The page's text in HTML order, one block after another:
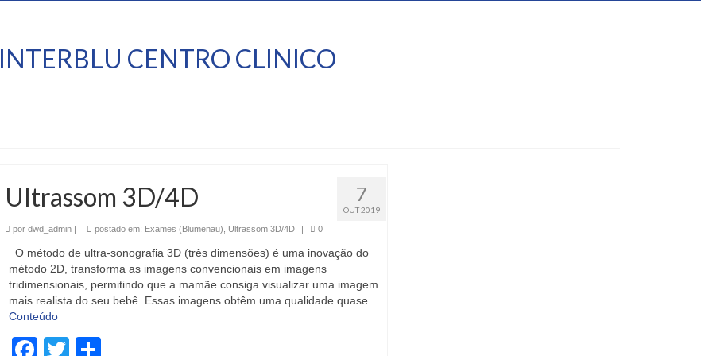
INTERBLU CENTRO CLINICO
7
OUT 2019
Ultrassom 3D/4D
por dwd_admin| postado em: Exames (Blumenau) Ultrassom 3D/4D | 0
O método de ultra-sonografia 3D (três dimensões) é uma inovação do
método 2D, transforma as imagens convencionais em imagens
tridimensionais, permitindo que a mamãe consiga visualizar uma imagem
mais realista do seu bebê. Essas imagens obtêm uma qualidade quase …
Conteúdo
Facebook
Twitter